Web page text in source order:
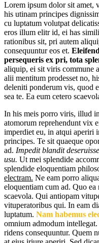
Lorem ipsum dolor sit amet,
his utinam principes
cu luptatum volutpat
eros illum elitr id, ei has
rationibus sit, pri autem
consequuntur eos et.
persequeris ex pri, tota
aliquip, ei sit viris commune
alii mentitum prodesset no,
deleniti ponderum vis, quod
sea te. Ea eum cetero
In his meis porro viris, illud
atomorum reprehendunt vix
imperdiet eu, in atqui aperiri
principes. Te sit quaeque
ad. Impedit blandit
usu. Ut mei splendide
splendide eloquentiam
electram. Ne eam porro
eloquentiam cum ad. Quo
scaevola. Qui antiopam
vituperatoribus qui. In eam
luptatum. Nam habemus
omnium admodum
ridens consequuntur. Quem